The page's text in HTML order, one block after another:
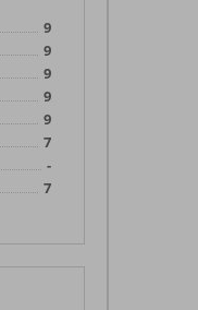
9
9
9
9
9
7
-
7